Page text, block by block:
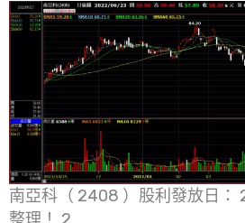
南亞科（ 2408 ）股利發放日：